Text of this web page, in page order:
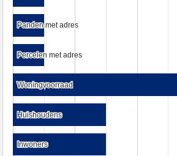
Panden met adres
Panden met adres
Percelen met adres
Percelen met adres
Woningvoorraad
Woningvoorraad
Huishoudens
Huishoudens
Inwoners
Inwoners